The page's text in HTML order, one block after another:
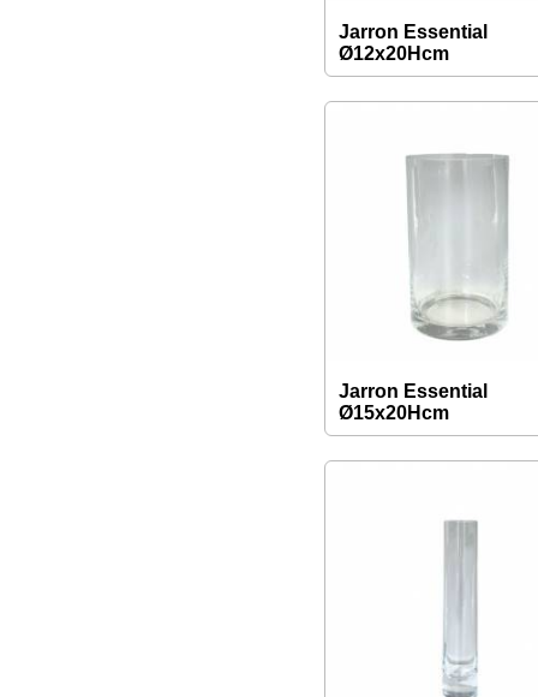
Jarron Essential
Ø12x20Hcm
Jarron Essential
Ø15x20Hcm